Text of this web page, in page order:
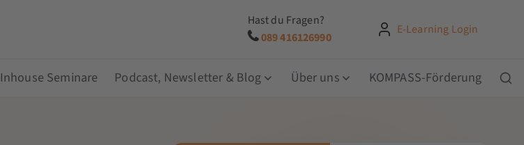
Hast du Fragen?
089 416126990
E-Learning Login
Inhouse Seminare Podcast, Newsletter & Blog Über uns KOMPASS-Förderung